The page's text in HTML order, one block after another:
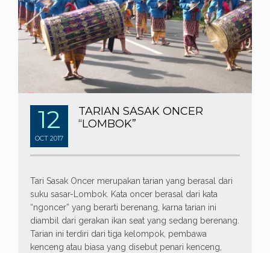
12
OCT 2017
TARIAN SASAK ONCER
“LOMBOK”
Tari Sasak Oncer merupakan tarian yang berasal dari
suku sasar-Lombok. Kata oncer berasal dari kata
“ngoncer” yang berarti berenang, karna tarian ini
diambil dari gerakan ikan seat yang sedang berenang.
Tarian ini terdiri dari tiga kelompok, pembawa
kenceng atau biasa yang disebut penari kenceng,